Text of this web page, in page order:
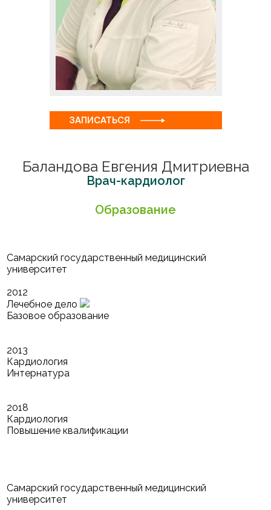
ЗАПИСАТЬСЯ
Баландова Евгения Дмитриевна
Врач-кардиолог
Образование
Самарский государственный медицинский
университет
2012
Лечебное дело
Базовое образование
2013
Кардиология
Интернатура
2018
Кардиология
Повышение квалификации
Самарский государственный медицинский
университет